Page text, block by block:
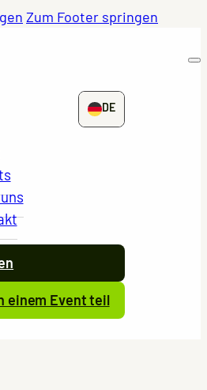
Zum Footer springen
DE
einem Event teil